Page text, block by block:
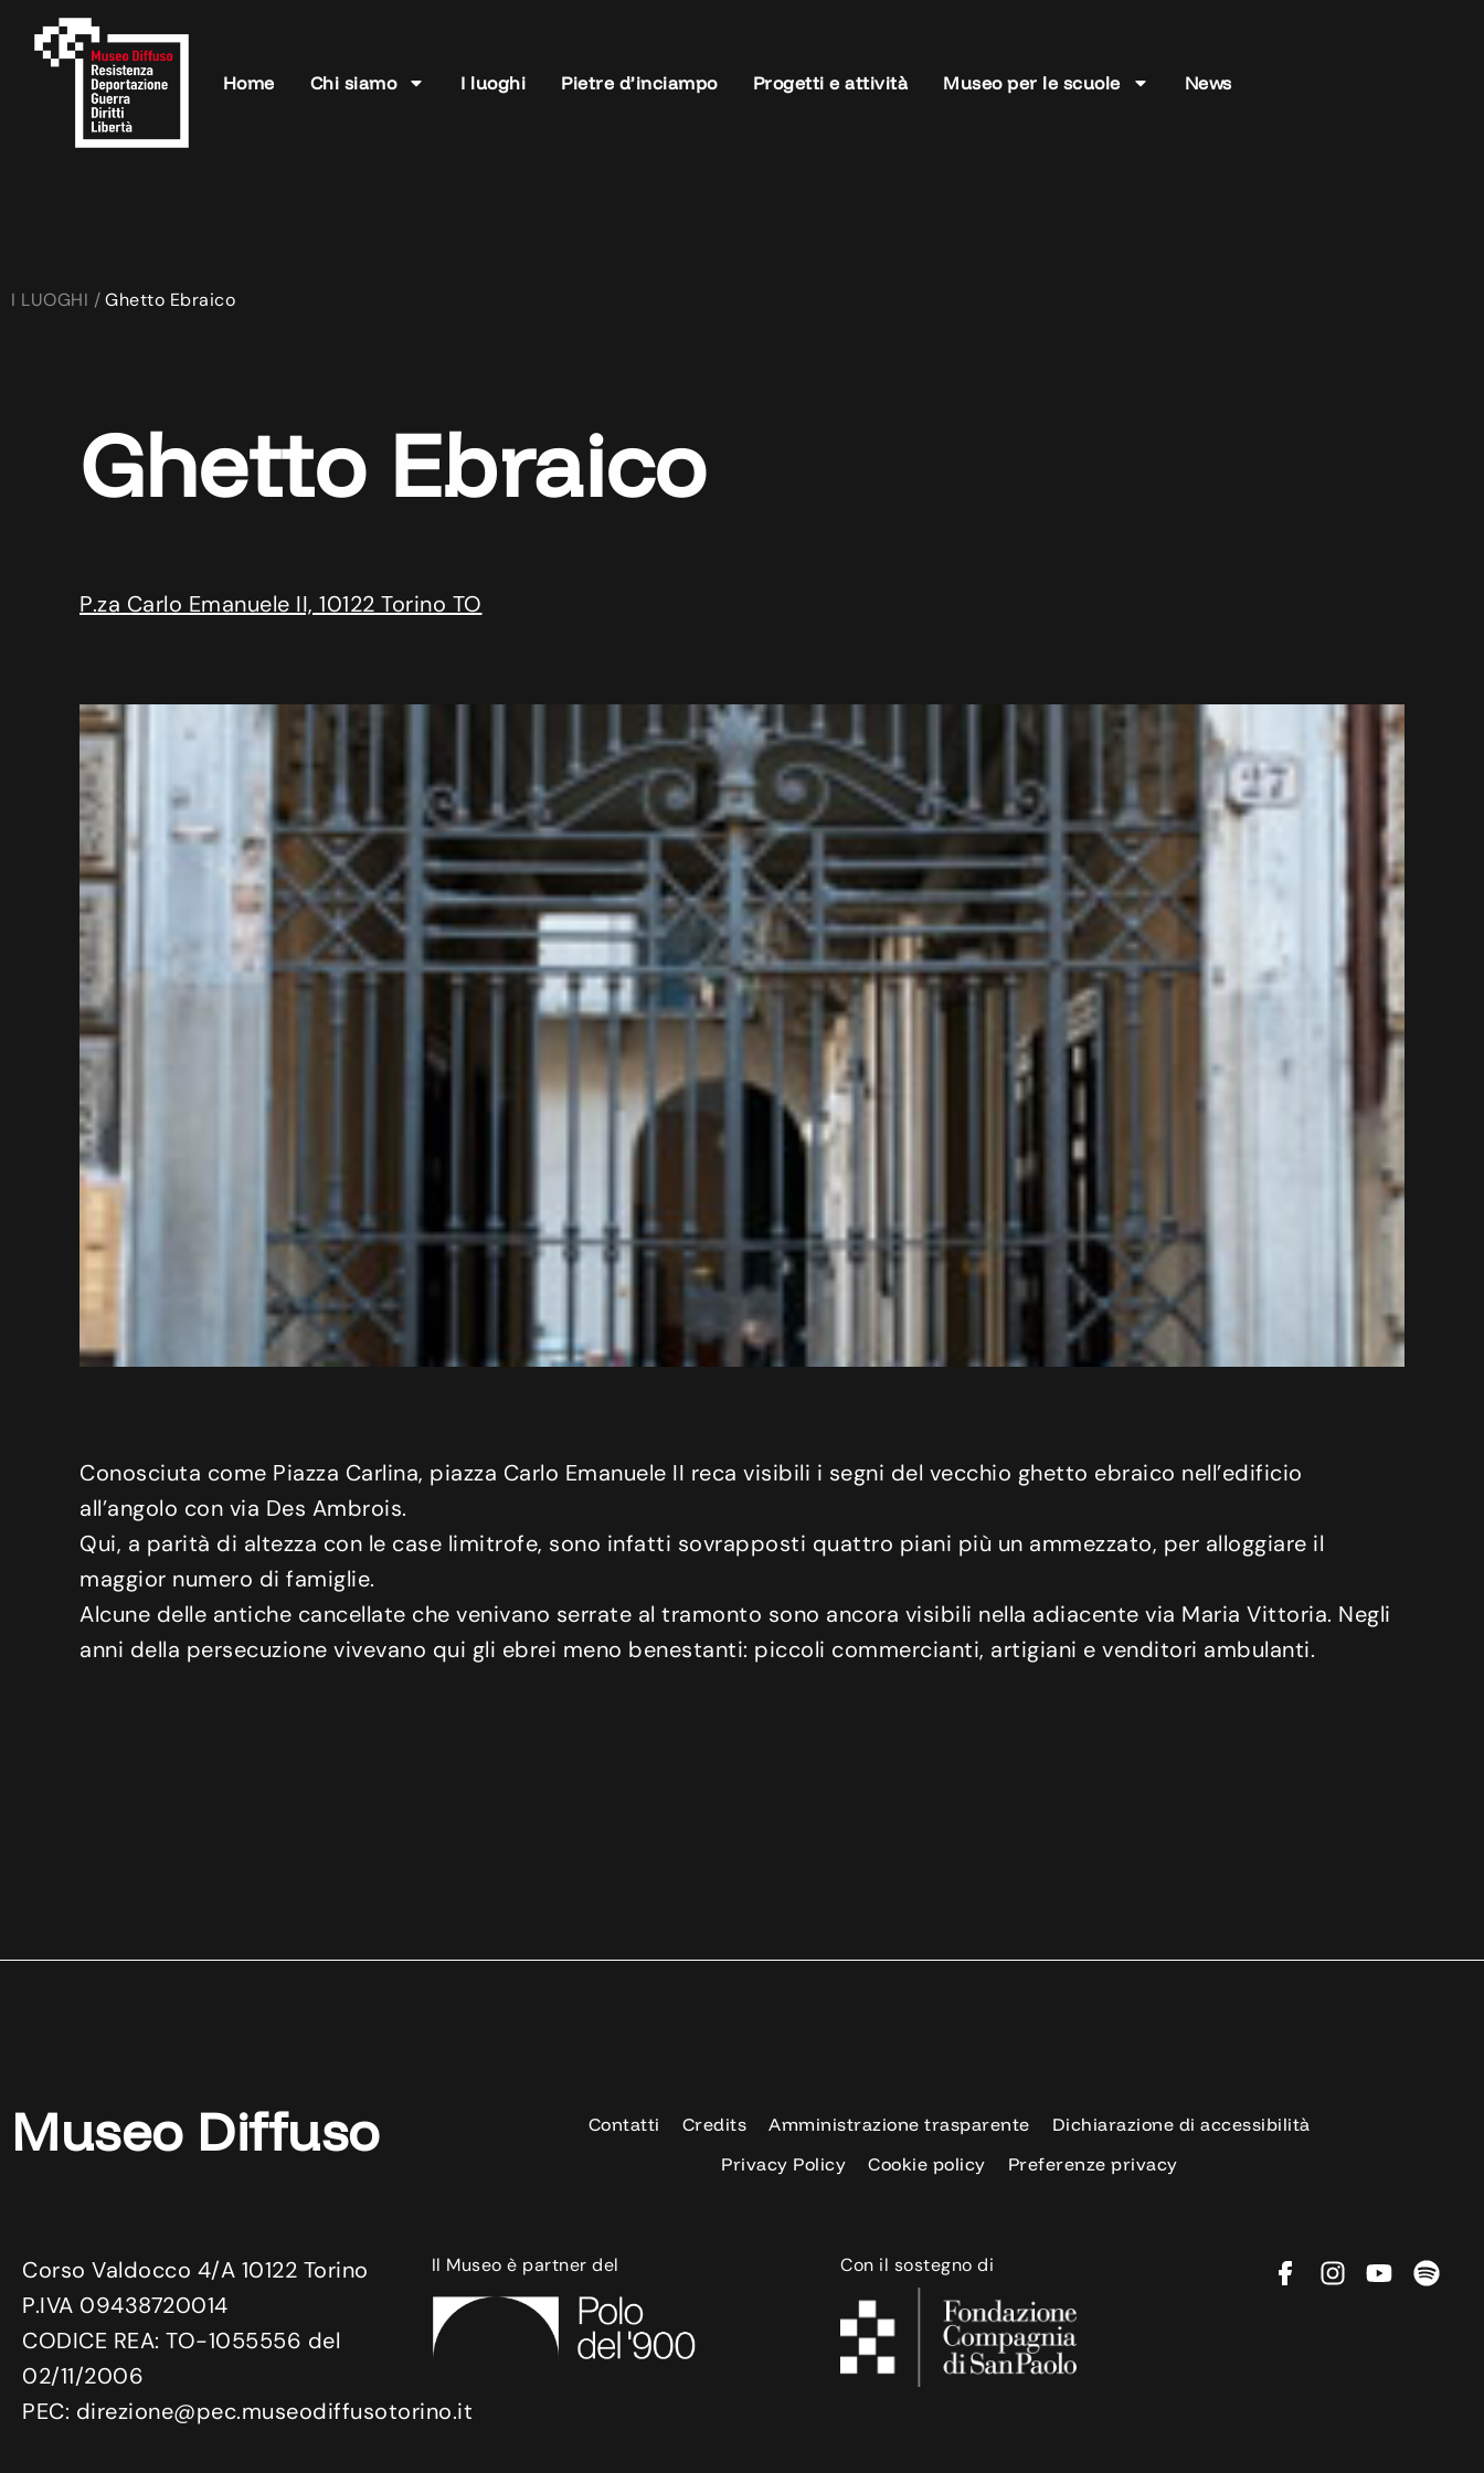
Home Chi siamo I luoghi Pietre d’inciampo Progetti e attività Museo per le scuole News
I LUOGHI /Ghetto Ebraico
Ghetto Ebraico
P.za Carlo Emanuele II, 10122 Torino TO
Conosciuta come Piazza Carlina, piazza Carlo Emanuele II reca visibili i segni del vecchio ghetto ebraico nell’edificio
all’angolo con via Des Ambrois.
Qui, a parità di altezza con le case limitrofe, sono infatti sovrapposti quattro piani più un ammezzato, per alloggiare il
maggior numero di famiglie.
Alcune delle antiche cancellate che venivano serrate al tramonto sono ancora visibili nella adiacente via Maria Vittoria. Negli
anni della persecuzione vivevano qui gli ebrei meno benestanti: piccoli commercianti, artigiani e venditori ambulanti.
Museo Diffuso Contatti Credits Amministrazione trasparente
Dichiarazione di accessibilità
Privacy Policy
Cookie policy Preferenze privacy
Corso Valdocco 4/A 10122 Torino
P.IVA 09438720014
CODICE REA: TO-1055556 del
02/11/2006
PEC: direzione@pec.museodiffusotorino.it
Il Museo è partner del Con il sostegno di